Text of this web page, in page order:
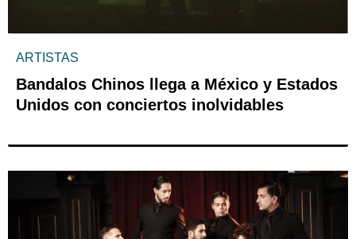
ARTISTAS
Bandalos Chinos llega a México y Estados
Unidos con conciertos inolvidables